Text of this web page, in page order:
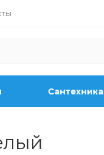
Сантехника